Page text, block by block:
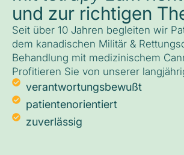
und zur richtigen
Seit über 10 Jahren begleiten wir
dem kanadischen Militär &
Behandlung mit medizinischem
Profitieren Sie von unserer
verantwortungsbewußt
patientenorientiert
zuverlässig